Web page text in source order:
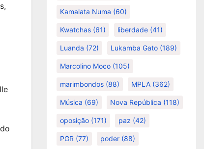
Kamalata Numa (60)
Kwatchas (61) liberdade (41)
Luanda (72) Lukamba Gato (189)
Marcolino Moco (105)
marimbondos (88) MPLA (362)
Música (69) Nova República (118)
oposição (171) paz (42)
PGR (77) poder (88)